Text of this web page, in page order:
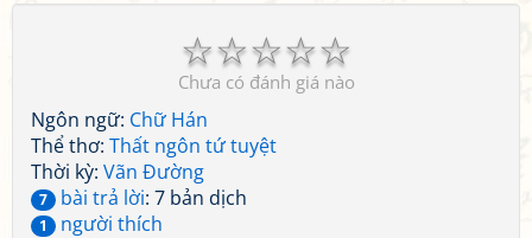
☆
☆
☆
☆
☆
Chưa có đánh giá nào
Ngôn ngữ: Chữ Hán
Thể thơ: Thất ngôn tứ tuyệt
Thời kỳ: Vãn Đường
7 bài trả lời: 7 bản dịch
1
người thích